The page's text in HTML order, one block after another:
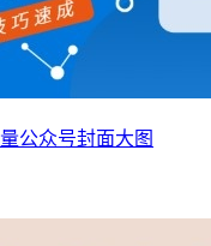
公众号封面大图